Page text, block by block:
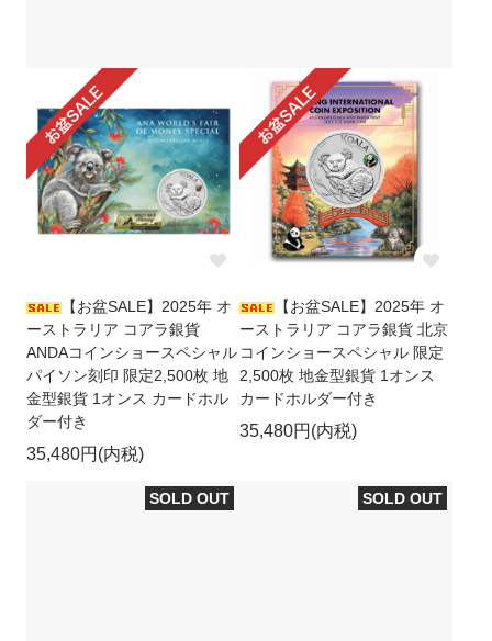
【お盆SALE】2025年 オ
ーストラリア コアラ銀貨
ANDAコインショースペシャル
パイソン刻印 限定2,500枚 地
金型銀貨 1オンス カードホル
ダー付き
35,480円(内税)
【お盆SALE】2025年 オ
ーストラリア コアラ銀貨 北京
コインショースペシャル 限定
2,500枚 地金型銀貨 1オンス
カードホルダー付き
35,480円(内税)
SOLD OUT SOLD OUT